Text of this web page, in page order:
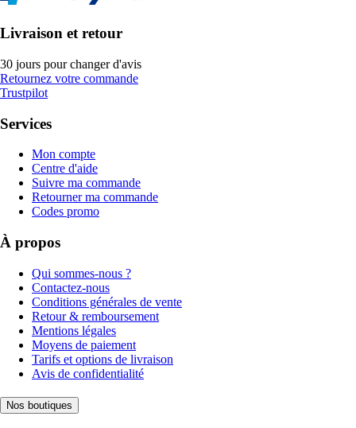
Livraison et retour
30 jours pour changer d'avis
Retournez votre commande
Trustpilot
Services
Mon compte
Centre d'aide
Suivre ma commande
Retourner ma commande
Codes promo
À propos
Qui sommes-nous ?
Contactez-nous
Conditions générales de vente
Retour & remboursement
Mentions légales
Moyens de paiement
Tarifs et options de livraison
Avis de confidentialité
Nos boutiques